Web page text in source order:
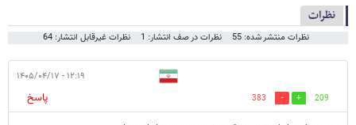
نظرات
نظرات منتشر شده: 55 نظرات در صف انتشار: 1 نظرات غیرقابل انتشار: 64
۱۲:۱۹ - ۱۴۰۵/۰۴/۱۷
209
383
پاسخ